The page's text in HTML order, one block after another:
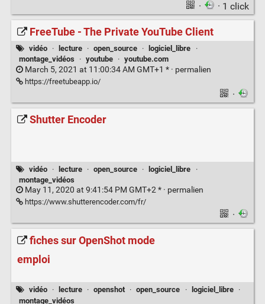
· · 1 click
FreeTube - The Private YouTube Client
vidéo · lecture · open_source · logiciel_libre
·
montage_vidéos
· youtube · youtube.com
March 5, 2021 at 11:00:34 AM GMT+1 * · permalien
https://freetubeapp.io/
·
Shutter Encoder
vidéo · lecture · open_source · logiciel_libre
·
montage_vidéos
May 11, 2020 at 9:41:54 PM GMT+2 * · permalien
https://www.shutterencoder.com/fr/
·
fiches sur OpenShot mode
emploi
vidéo · lecture · openshot · open_source · logiciel_libre
·
montage_vidéos